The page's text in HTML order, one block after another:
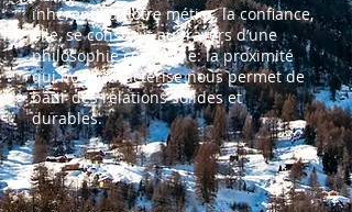
inhérente à notre métier, la confiance,
elle, se construit au travers d’une
philosophie commune: la proximité
qui nous caractérise nous permet de
bâtir des relations solides et
durables.